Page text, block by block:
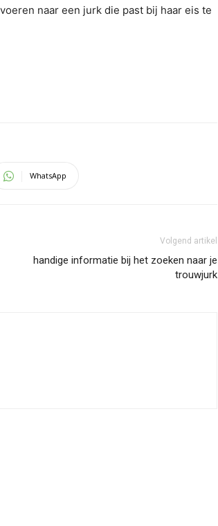
naar een jurk die past bij haar eis te
WhatsApp
Volgend artikel
handige informatie bij het zoeken naar je
trouwjurk